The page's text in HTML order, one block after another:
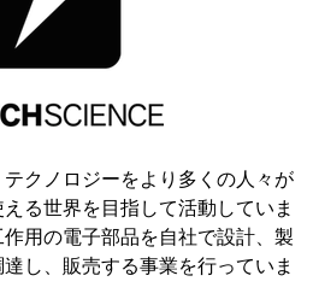
クノロジーをより多くの人々が
る世界を目指して活動していま
用の電子部品を自社で設計、製
し、販売する事業を行っていま